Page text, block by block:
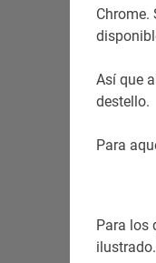
Chrome.
Así que
destello.
Para
Para los
ilustrado.